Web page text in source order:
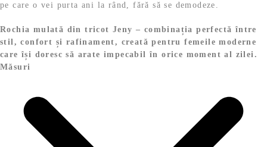
pe care o vei purta ani la rând, fără să se demodeze.
Rochia mulată din tricot Jeny – combinația perfectă între
stil, confort și rafinament, creată pentru femeile moderne
care își doresc să arate impecabil în orice moment al zilei.
Măsuri